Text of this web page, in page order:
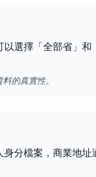
選擇「全部省」
的真實性。
分檔案，商業地